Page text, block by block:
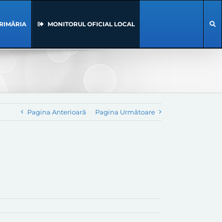
MONITORUL OFICIAL LOCAL
Pagina Anterioară Pagina Următoare